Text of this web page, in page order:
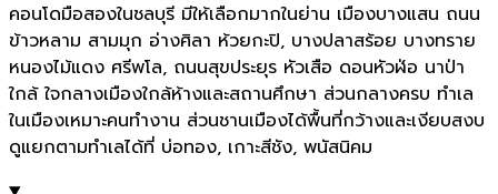
คอนโดมือสองในชลบุรี มีให้เลือกมากในย่าน เมืองบางแสน ถนน
ข้าวหลาม สามมุก อ่างศิลา ห้วยกะปิ, บางปลาสร้อย บางทราย
หนองไม้แดง ศรีพโล, ถนนสุขประยุร หัวเสือ ดอนหัวฬ่อ นาป่า
ใกล้ ใจกลางเมืองใกล้ห้างและสถานศึกษา ส่วนกลางครบ ทำเล
ในเมืองเหมาะคนทำงาน ส่วนชานเมืองได้พื้นที่กว้างและเงียบสงบ
ดูแยกตามทำเลได้ที่ บ่อทอง, เกาะสีชัง, พนัสนิคม